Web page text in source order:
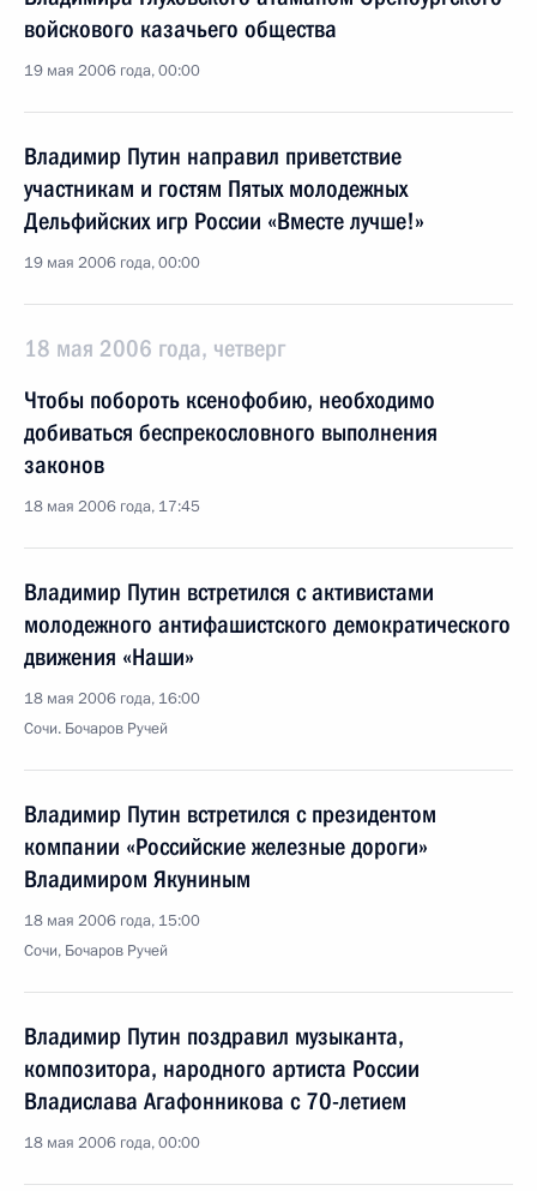
войскового казачьего общества
19 мая 2006 года, 00:00
Владимир Путин направил приветствие
участникам и гостям Пятых молодежных
Дельфийских игр России «Вместе лучше!»
19 мая 2006 года, 00:00
18 мая 2006 года, четверг
Чтобы побороть ксенофобию, необходимо
добиваться беспрекословного выполнения
законов
18 мая 2006 года, 17:45
Владимир Путин встретился с активистами
молодежного антифашистского демократического
движения «Наши»
18 мая 2006 года, 16:00
Сочи. Бочаров Ручей
Владимир Путин встретился с президентом
компании «Российские железные дороги»
Владимиром Якуниным
18 мая 2006 года, 15:00
Сочи, Бочаров Ручей
Владимир Путин поздравил музыканта,
композитора, народного артиста России
Владислава Агафонникова с 70-летием
18 мая 2006 года, 00:00